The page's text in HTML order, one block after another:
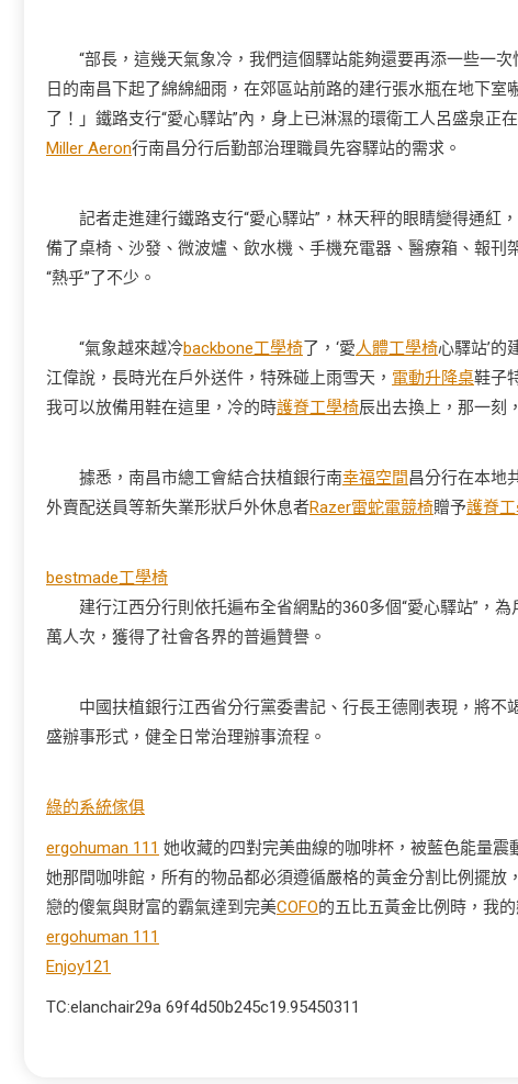
“部長，這幾天氣象冷，我們這個驛站能夠還要再添一些一次
日的南昌下起了綿綿細雨，在郊區站前路的建行張水瓶在地下
了！」鐵路支行“愛心驛站”內，身上已淋濕的環衛工人呂盛泉
Miller Aeron行南昌分行后勤部治理職員先容驛站的需求。
記者走進建行鐵路支行“愛心驛站”，林天秤的眼睛變得通紅
備了桌椅、沙發、微波爐、飲水機、手機充電器、醫療箱、報刊
“熱乎”了不少。
“氣象越來越冷backbone工學椅了，‘愛人體工學椅心驛站’的
江偉說，長時光在戶外送件，特殊碰上雨雪天， 電動升降桌鞋子
我可以放備用鞋在這里，冷的時護脊工學椅辰出去換上，那一刻
據悉，南昌市總工會結合扶植銀行南幸福空間昌分行在本地
外賣配送員等新失業形狀戶外休息者Razer雷蛇電競椅贈予護脊
bestmade工學椅
建行江西分行則依托遍布全省網點的360多個“愛心驛站”，為
萬人次，獲得了社會各界的普遍贊譽。
中國扶植銀行江西省分行黨委書記、行長王德剛表現，將不
盛辦事形式，健全日常治理辦事流程。
綠的系統傢俱
ergohuman 111 她收藏的四對完美曲線的咖啡杯，被藍色能量震
她那間咖啡館，所有的物品都必須遵循嚴格的黃金分割比例擺
戀的傻氣與財富的霸氣達到完美COFO的五比五黃金比例時，我
ergohuman 111
Enjoy121
TC:elanchair29a 69f4d50b245c19.95450311